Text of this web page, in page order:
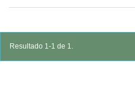
Resultado 1-1 de 1.